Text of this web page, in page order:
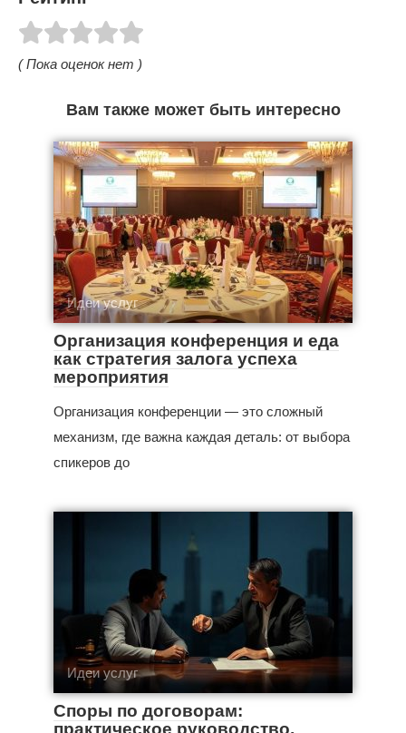
( Пока оценок нет )
Вам также может быть интересно
Идеи услуг
Организация конференция и еда
как стратегия залога успеха
мероприятия
Организация конференции — это сложный
механизм, где важна каждая деталь: от выбора
спикеров до
Идеи услуг
Споры по договорам:
практическое руководство,